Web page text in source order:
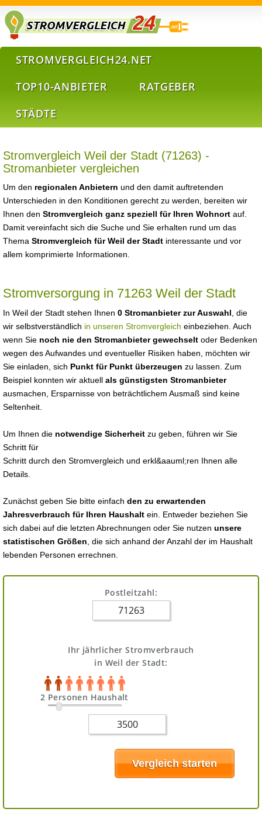
STROMVERGLEICH24.NET
TOP10-ANBIETER
RATGEBER
STÄDTE
Stromvergleich Weil der Stadt (71263) -
Stromanbieter vergleichen
Um den regionalen Anbietern und den damit auftretenden
Unterschieden in den Konditionen gerecht zu werden, bereiten wir
Ihnen den Stromvergleich ganz speziell für Ihren Wohnort auf.
Damit vereinfacht sich die Suche und Sie erhalten rund um das
Thema Stromvergleich für Weil der Stadt interessante und vor
allem komprimierte Informationen.
Stromversorgung in 71263 Weil der Stadt
In Weil der Stadt stehen Ihnen 0 Stromanbieter zur Auswahl , die
wir selbstverständlich in unseren Stromvergleich einbeziehen. Auch
wenn Sie noch nie den Stromanbieter gewechselt oder Bedenken
wegen des Aufwandes und eventueller Risiken haben, möchten wir
Sie einladen, sich Punkt für Punkt überzeugen zu lassen. Zum
Beispiel konnten wir aktuell als günstigsten Stromanbieter
ausmachen, Ersparnisse von beträchtlichem Ausmaß sind keine
Seltenheit.
Um Ihnen die notwendige Sicherheit zu geben, führen wir Sie
Schritt für
Schritt durch den Stromvergleich und erkl&aauml;ren Ihnen alle
Details.
Zunächst geben Sie bitte einfach den zu erwartenden
Jahresverbrauch für Ihren Haushalt ein. Entweder beziehen Sie
sich dabei auf die letzten Abrechnungen oder Sie nutzen unsere
statistischen Größen , die sich anhand der Anzahl der im Haushalt
lebenden Personen errechnen.
Postleitzahl:
Ihr jährlicher Stromverbrauch
in Weil der Stadt:
2 Personen Haushalt